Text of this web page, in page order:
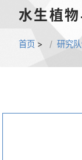
水生植
首页 > 研究